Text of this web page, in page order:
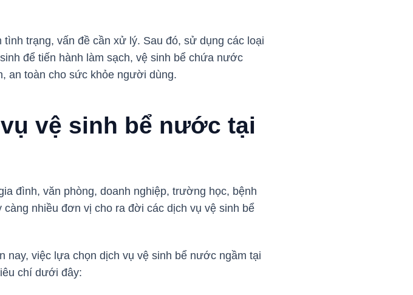
trạng, vấn đề cần xử lý. Sau đó, sử dụng các loại
để tiến hành làm sạch, vệ sinh bể chứa nước
an toàn cho sức khỏe người dùng.
vệ sinh bể nước tại
đình, văn phòng, doanh nghiệp, trường học, bệnh
nhiều đơn vị cho ra đời các dịch vụ vệ sinh bể
việc lựa chọn dịch vụ vệ sinh bể nước ngầm tại
chí dưới đây: